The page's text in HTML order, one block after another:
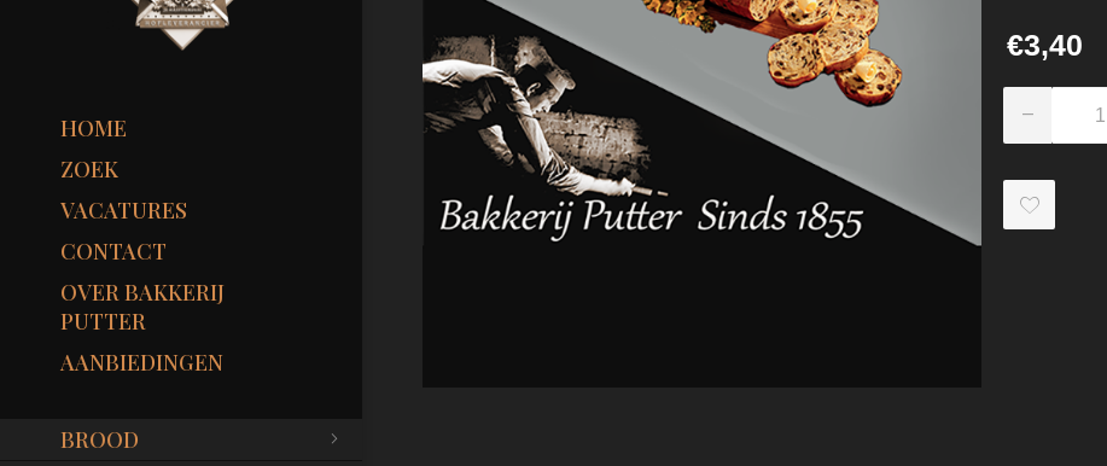
HOME
ZOEK
VACATURES
CONTACT
OVER BAKKERIJ
PUTTER
AANBIEDINGEN
BROOD
€3,40